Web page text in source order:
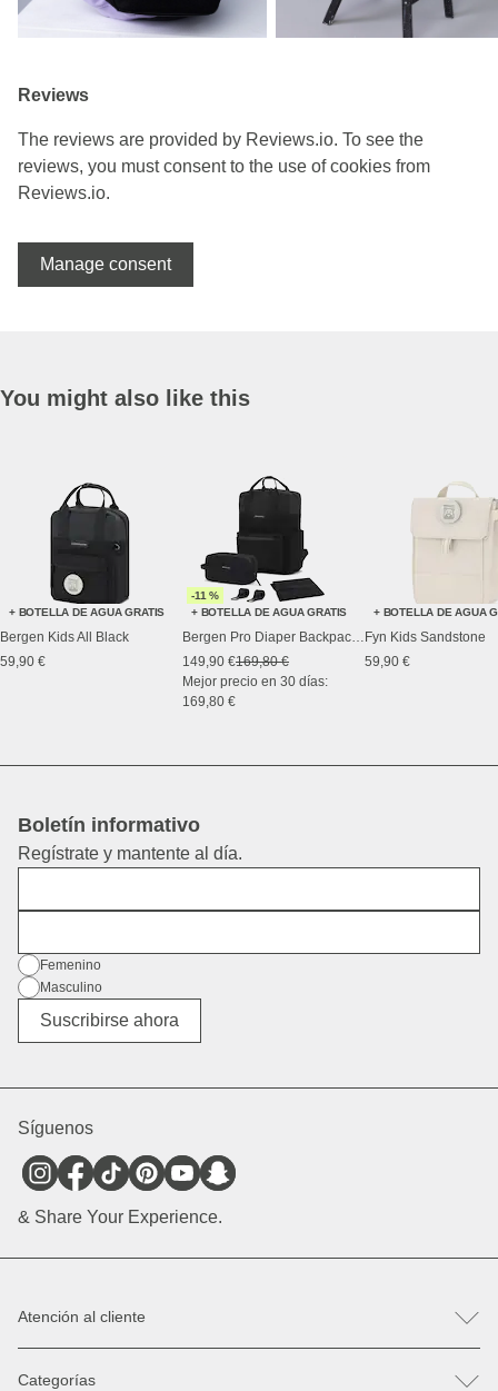
Reviews
The reviews are provided by Reviews.io. To see the
reviews, you must consent to the use of cookies from
Reviews.io.
Manage consent
You might also like this
+ BOTELLA DE AGUA GRATIS
Bergen Kids All Black
59,90 €
-11 %
+ BOTELLA DE AGUA GRATIS
Bergen Pro Diaper Backpack Set All Black
149,90 €169,80 €
Mejor precio en 30 días:
169,80 €
+ BOTELLA DE AGUA
Fyn Kids Sandstone
59,90 €
Boletín informativo
Regístrate y mantente al día.
Género
Femenino
Masculino
Diverso
Suscribirse ahora
Síguenos
& Share Your Experience.
Atención al cliente
Ayuda & Contacto
Categorías